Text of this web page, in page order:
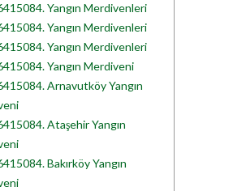
Yangın Merdivenleri
Yangın Merdivenleri
Yangın Merdivenleri
Yangın Merdiveni
Arnavutköy Yangın
Ataşehir Yangın
Bakırköy Yangın